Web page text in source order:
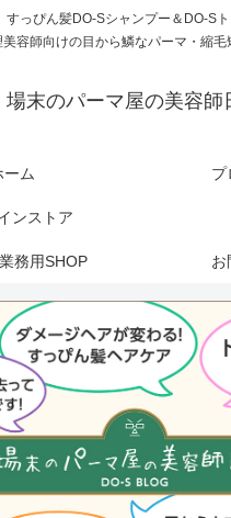
すっぴん髪DO-Sシャンプー＆DO-S
容師向けの目から鱗なパーマ・縮
場末のパーマ屋の美容師
ーム プ
ンストア
務用SHOP お